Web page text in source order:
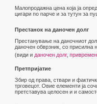
Малопродажна цена која ја
цигари по парче и за тутун за
Престанок на даночен долг
Престанување на даночниот
даночен обврзник, со присилна
(види и даночен долг,
Претпријатие
Збир од права, ствари и
трговецот. Овие елементи ја
претставува целосен и и